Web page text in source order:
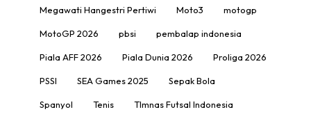
Megawati Hangestri Pertiwi Moto3 motogp
MotoGP 2026 pbsi pembalap indonesia
Piala AFF 2026 Piala Dunia 2026 Proliga 2026
PSSI SEA Games 2025 Sepak Bola
Spanyol Tenis TImnas Futsal Indonesia